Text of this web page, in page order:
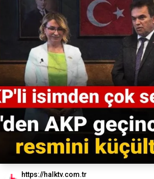
https://halktv.com.tr